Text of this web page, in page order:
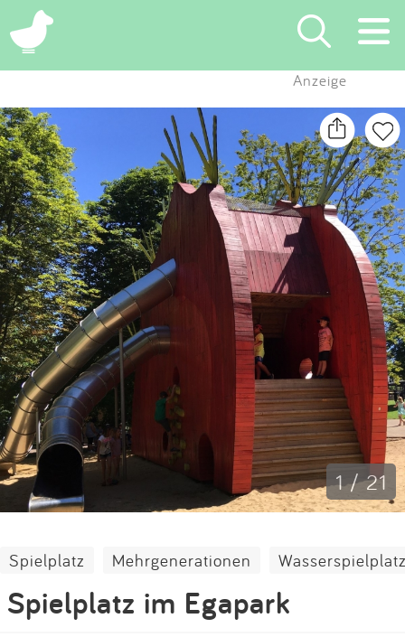
×
Suchen
Eintragen
App
Blog
Partner
Kontakt
Impressum
Anmelden
Anzeige
1 / 21
Spielplatz Mehrgenerationen
Spielplatz im Egapark